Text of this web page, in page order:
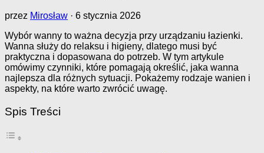
przez Mirosław · 6 stycznia 2026
Wybór wanny to ważna decyzja przy urządzaniu łazienki.
Wanna służy do relaksu i higieny, dlatego musi być
praktyczna i dopasowana do potrzeb. W tym artykule
omówimy czynniki, które pomagają określić, jaka wanna
najlepsza dla różnych sytuacji. Pokażemy rodzaje wanien i
aspekty, na które warto zwrócić uwagę.
Spis Treści